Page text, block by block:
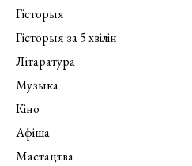
Гісторыя
Гісторыя за 5 хвілін
Літаратура
Музыка
Кіно
Афіша
Мастацтва